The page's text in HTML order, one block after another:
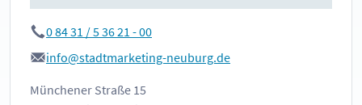
0 84 31 / 5 36 21 - 00
info@stadtmarketing-neuburg.de
Münchener Straße 15